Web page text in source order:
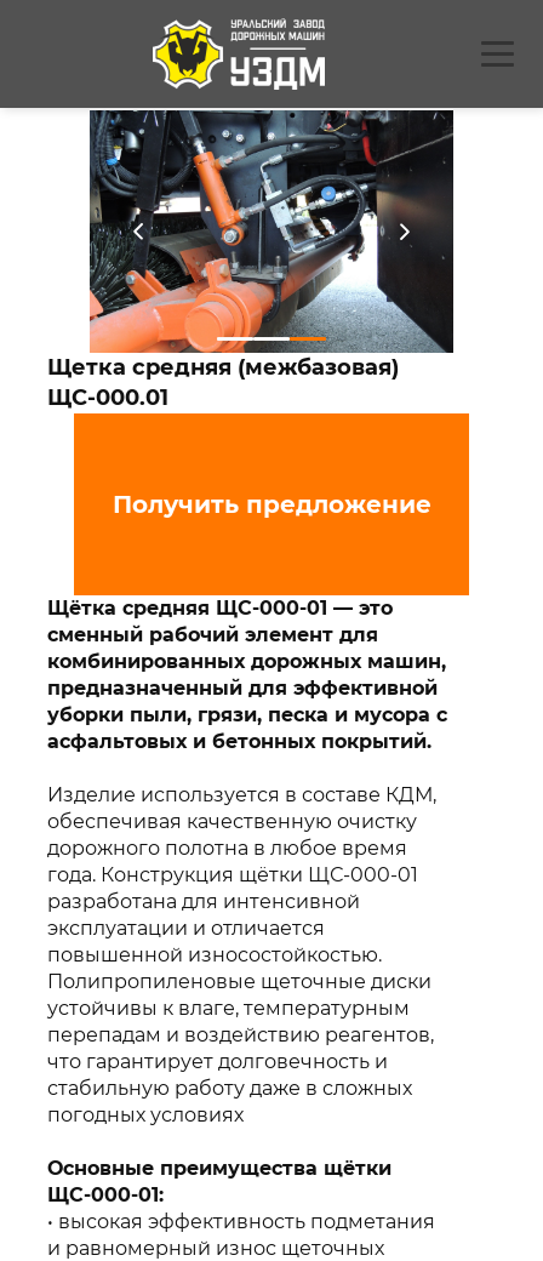
Щетка средняя (межбазовая)
ЩС-000.01
Получить предложение
Щётка средняя ЩС-000-01 — это
сменный рабочий элемент для
комбинированных дорожных машин,
предназначенный для эффективной
уборки пыли, грязи, песка и мусора с
асфальтовых и бетонных покрытий.
Изделие используется в составе КДМ,
обеспечивая качественную очистку
дорожного полотна в любое время
года. Конструкция щётки ЩС-000-01
разработана для интенсивной
эксплуатации и отличается
повышенной износостойкостью.
Полипропиленовые щеточные диски
устойчивы к влаге, температурным
перепадам и воздействию реагентов,
что гарантирует долговечность и
стабильную работу даже в сложных
погодных условиях
Основные преимущества щётки
ЩС-000-01:
высокая эффективность подметания
и равномерный износ щеточных